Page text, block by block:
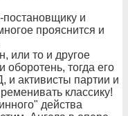
и
прояснится и
или то и другое
тогда его
и активисты партии и
классику!
действа